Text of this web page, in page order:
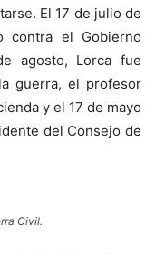
El 17 de julio de
contra el Gobierno
agosto, Lorca fue
guerra, el profesor
y el 17 de mayo
del Consejo de
Civil.